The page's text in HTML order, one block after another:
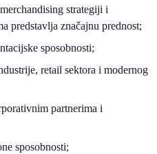
strategiji i
predstavlja značajnu prednost;
sposobnosti;
retail sektora i modernog
partnerima i
sposobnosti;